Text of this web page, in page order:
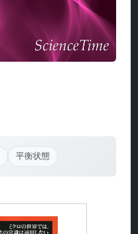
平衡状態